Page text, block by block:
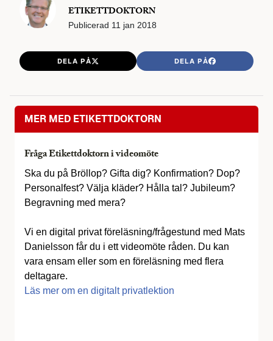
ETIKETTDOKTORN
Publicerad 11 jan 2018
DELA PÅ DELA PÅ
MER MED ETIKETTDOKTORN
Fråga Etikettdoktorn i videomöte
Ska du på Bröllop? Gifta dig? Konfirmation? Dop?
Personalfest? Välja kläder? Hålla tal? Jubileum?
Begravning med mera?
Vi en digital privat föreläsning/frågestund med Mats
Danielsson får du i ett videomöte råden. Du kan
vara ensam eller som en föreläsning med flera
deltagare.
Läs mer om en digitalt privatlektion